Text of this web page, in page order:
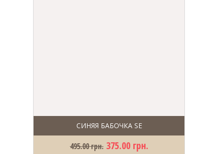
СИНЯЯ БАБОЧКА SE
495.00 грн. 375.00 грн.